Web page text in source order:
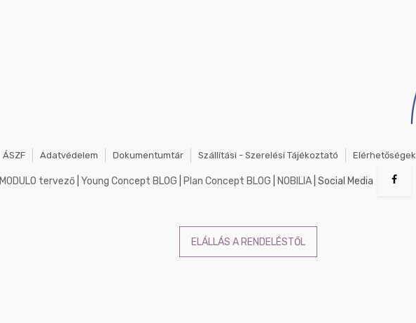
ÁSZF Adatvédelem Dokumentumtár Szállítási - Szerelési Tájékoztató Elérhetőségek
MODULO tervező |Young Concept BLOG Plan Concept BLOG NOBILIA | Social Media
ELÁLLÁS A RENDELÉSTŐL